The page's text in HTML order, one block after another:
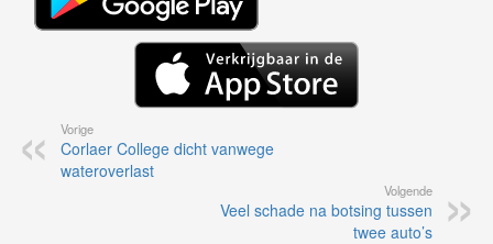
Vorige
Corlaer College dicht vanwege
wateroverlast
Volgende
Veel schade na botsing tussen
twee auto’s